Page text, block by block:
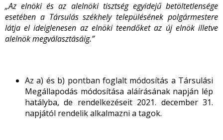
„Az elnöki és az alelnöki tisztség egyidejű betöltetlensége
esetében a Társulás székhely településének polgármestere
látja el ideiglenesen az elnöki teendőket az új elnök illetve
alelnök megválasztásáig.”
Az a) és b) pontban foglalt módosítás a Társulási
Megállapodás módosítása aláírásának napján lép
hatályba, de rendelkezéseit 2021. december 31.
napjától rendelik alkalmazni a tagok.